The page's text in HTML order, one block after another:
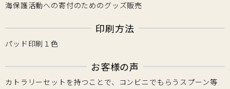
海保護活動への寄付のためのグッズ販売
印刷方法
パッド印刷１色
お客様の声
カトラリーセットを持つことで、コンビニでもらうスプーン等